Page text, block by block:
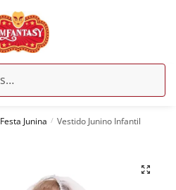
Festa Junina / Vestido Junino Infantil